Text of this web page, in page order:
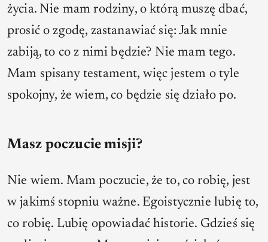
życia. Nie mam rodziny, o którą muszę dbać,
prosić o zgodę, zastanawiać się: Jak mnie
zabiją, to co z nimi będzie? Nie mam tego.
Mam spisany testament, więc jestem o tyle
spokojny, że wiem, co będzie się działo po.
Masz poczucie misji?
Nie wiem. Mam poczucie, że to, co robię, jest
w jakimś stopniu ważne. Egoistycznie lubię to,
co robię. Lubię opowiadać historie. Gdzieś się